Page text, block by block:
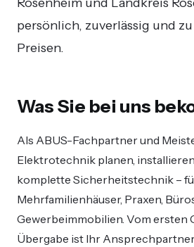
persönlich, zuverlässig und
Preisen.
Was Sie bei uns
Als ABUS-Fachpartner und
Elektrotechnik planen,
komplette Sicherheitstechnik –
Mehrfamilienhäuser, Praxen,
Gewerbeimmobilien. Vom ersten
Übergabe ist Ihr